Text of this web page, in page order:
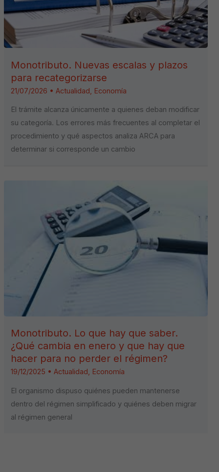
Monotributo. Nuevas escalas y plazos
para recategorizarse
21/07/2026 •Actualidad, Economía
El trámite alcanza únicamente a quienes deban modificar
su categoría. Los errores más frecuentes al completar el
procedimiento y qué aspectos analiza ARCA para
determinar si corresponde un cambio
Monotributo. Lo que hay que saber.
¿Qué cambia en enero y que hay que
hacer para no perder el régimen?
19/12/2025 •Actualidad, Economía
El organismo dispuso quiénes pueden mantenerse
dentro del régimen simplificado y quiénes deben migrar
al régimen general